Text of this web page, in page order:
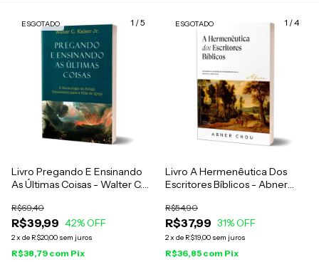
1 /5
ESGOTADO
Livro Pregando E Ensinando
As Últimas Coisas - Walter C.
R$39,99
R$69,40
42% OFF
2x de R$20,00 sem juros
R$38,79 com Pix
1 /4
ESGOTADO
Livro A Hermenêutica Dos
Escritores Bíblicos - Abner
R$37,99
R$54,90
31% OFF
2x de R$19,00 sem juros
R$36,85 com Pix